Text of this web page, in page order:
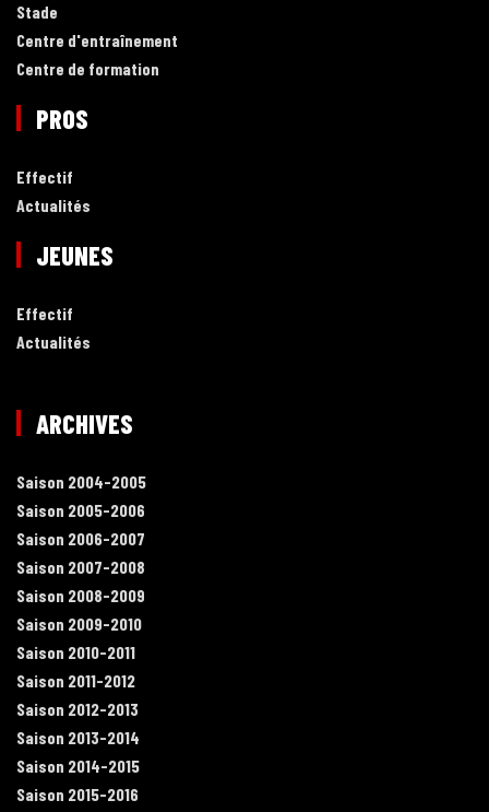
Stade
Centre d'entraînement
Centre de formation
PROS
Effectif
Actualités
JEUNES
Effectif
Actualités
ARCHIVES
Saison 2004-2005
Saison 2005-2006
Saison 2006-2007
Saison 2007-2008
Saison 2008-2009
Saison 2009-2010
Saison 2010-2011
Saison 2011-2012
Saison 2012-2013
Saison 2013-2014
Saison 2014-2015
Saison 2015-2016